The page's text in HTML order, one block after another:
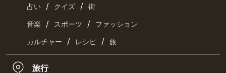
占い / クイズ / 街
音楽 / スポーツ / ファッション
カルチャー / レシピ / 旅
旅行